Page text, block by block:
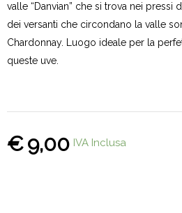
valle “Danvian” che si trova nei pressi
dei versanti che circondano la valle
Chardonnay. Luogo ideale per la
queste uve.
9,00
€ IVA Inclusa